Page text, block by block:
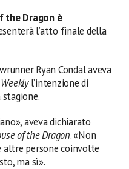
the Dragon è
l’atto finale della
Ryan Condal aveva
l’intenzione di
aveva dichiarato
of the Dragon. «Non
persone coinvolte
ma sì».